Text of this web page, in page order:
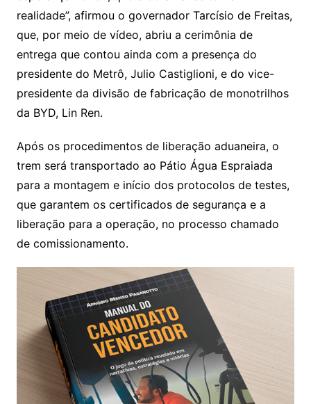
realidade”, afirmou o governador Tarcísio de Freitas,
que, por meio de vídeo, abriu a cerimônia de
entrega que contou ainda com a presença do
presidente do Metrô, Julio Castiglioni, e do vice-
presidente da divisão de fabricação de monotrilhos
da BYD, Lin Ren.
Após os procedimentos de liberação aduaneira, o
trem será transportado ao Pátio Água Espraiada
para a montagem e início dos protocolos de testes,
que garantem os certificados de segurança e a
liberação para a operação, no processo chamado
de comissionamento.